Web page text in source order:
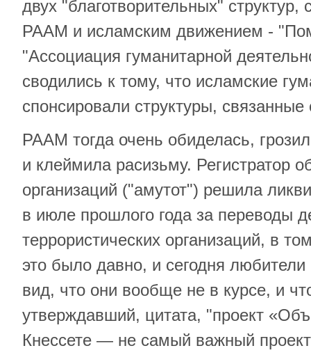
двух "благотворительных" структур,
РААМ и исламским движением -
"Ассоциация гуманитарной
сводились к тому, что исламские
спонсировали структуры,
РААМ тогда очень обиделась,
и клеймила расизьму. Регистратор
организаций ("амутот") решила
в июле прошлого года за переводы
террористических организаций, в
это было давно, и сегодня
вид, что они вообще не в курсе, и
утверждавший, цитата, "проект
Кнессете — не самый важный